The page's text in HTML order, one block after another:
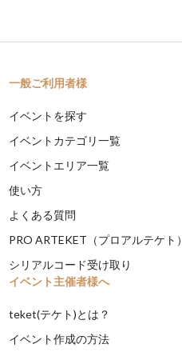
一般ご利用者様
イベントを探す
イベントカテゴリ一覧
イベントエリア一覧
使い方
よくある質問
PRO ARTEKET（プロアルテケト）
シリアルコード受け取り
イベント主催者様へ
teket(テケト)とは？
イベント作成の方法